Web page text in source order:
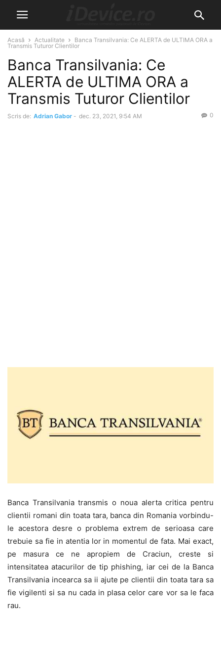
Acasă Actualitate
Banca Transilvania: Ce ALERTA de ULTIMA ORA a
Transmis Tuturor Clientilor
Banca Transilvania: Ce
ALERTA de ULTIMA ORA a
Transmis Tuturor Clientilor
Scris de: Adrian Gabor - dec. 23, 2021, 9:54 AM 0
Banca Transilvania transmis o noua alerta critica pentru
clientii romani din toata tara, banca din Romania vorbindu-
le acestora desre o problema extrem de serioasa care
trebuie sa fie in atentia lor in momentul de fata. Mai exact,
pe masura ce ne apropiem de Craciun, creste si
intensitatea atacurilor de tip phishing, iar cei de la Banca
Transilvania incearca sa ii ajute pe clientii din toata tara sa
fie vigilenti si sa nu cada in plasa celor care vor sa le faca
rau.